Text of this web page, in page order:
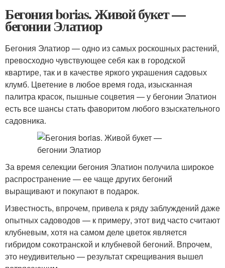
Бегония borias. Живой букет —
бегонии Элатиор
Бегония Элатиор — одно из самых роскошных растений,
превосходно чувствующее себя как в городской
квартире, так и в качестве яркого украшения садовых
клумб. Цветение в любое время года, изысканная
палитра красок, пышные соцветия — у бегонии Элатион
есть все шансы стать фаворитом любого взыскательного
садовника.
За время селекции бегония Элатион получила широкое
распространение — ее чаще других бегоний
выращивают и покупают в подарок.
Известность, впрочем, привела к ряду заблуждений даже
опытных садоводов — к примеру, этот вид часто считают
клубневым, хотя на самом деле цветок является
гибридом сокотранской и клубневой бегоний. Впрочем,
это неудивительно — результат скрещивания вышел